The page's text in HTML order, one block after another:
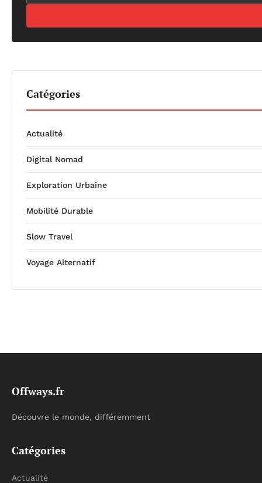
Catégories
Actualité
Digital Nomad
Exploration Urbaine
Mobilité Durable
Slow Travel
Voyage Alternatif
Offways.fr
Découvre le monde, différemment
Catégories
Actualité